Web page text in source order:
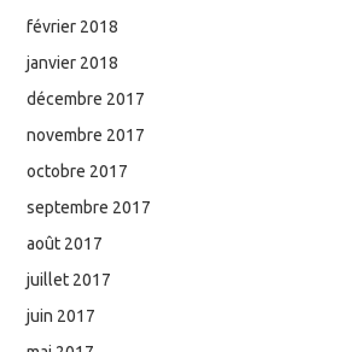
février 2018
janvier 2018
décembre 2017
novembre 2017
octobre 2017
septembre 2017
août 2017
juillet 2017
juin 2017